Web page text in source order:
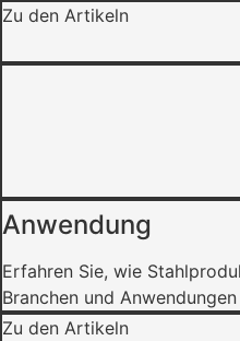
Zu den Artikeln
Anwendung
Erfahren Sie, wie
Branchen und
Zu den Artikeln